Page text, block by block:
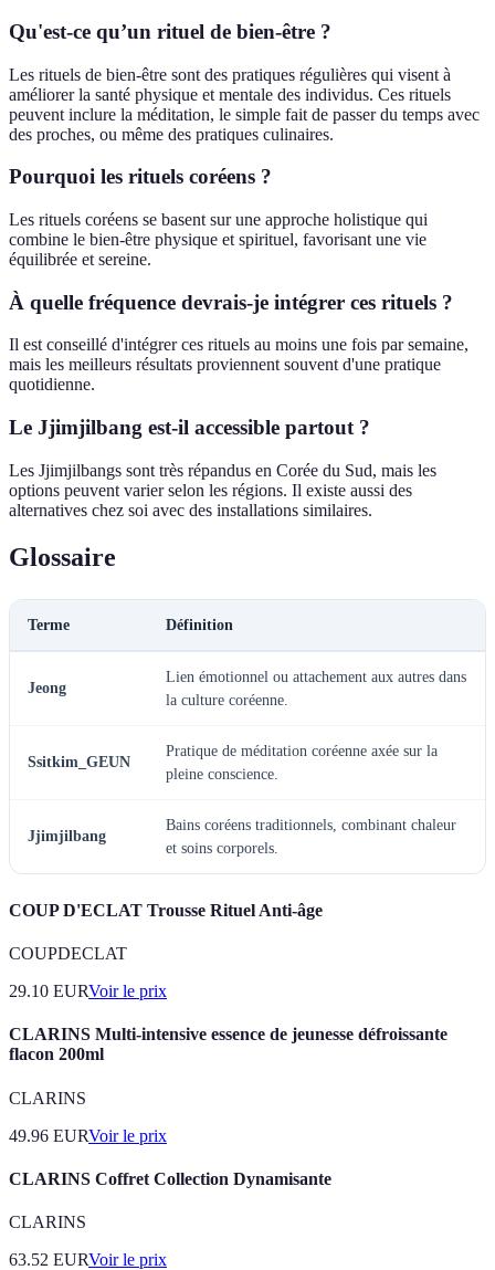
Qu'est-ce qu’un rituel de bien-être ?
Les rituels de bien-être sont des pratiques régulières qui visent à
améliorer la santé physique et mentale des individus. Ces rituels
peuvent inclure la méditation, le simple fait de passer du temps avec
des proches, ou même des pratiques culinaires.
Pourquoi les rituels coréens ?
Les rituels coréens se basent sur une approche holistique qui
combine le bien-être physique et spirituel, favorisant une vie
équilibrée et sereine.
À quelle fréquence devrais-je intégrer ces rituels ?
Il est conseillé d'intégrer ces rituels au moins une fois par semaine,
mais les meilleurs résultats proviennent souvent d'une pratique
quotidienne.
Le Jjimjilbang est-il accessible partout ?
Les Jjimjilbangs sont très répandus en Corée du Sud, mais les
options peuvent varier selon les régions. Il existe aussi des
alternatives chez soi avec des installations similaires.
Glossaire
Terme Définition
Jeong
Lien émotionnel ou attachement aux autres dans
la culture coréenne.
Ssitkim_GEUN
Pratique de méditation coréenne axée sur la
pleine conscience.
Jjimjilbang
Bains coréens traditionnels, combinant chaleur
et soins corporels.
COUP D'ECLAT Trousse Rituel Anti-âge
COUPDECLAT
29.10 EURVoir le prix
CLARINS Multi-intensive essence de jeunesse défroissante
flacon 200ml
CLARINS
49.96 EURVoir le prix
CLARINS Coffret Collection Dynamisante
CLARINS
63.52 EURVoir le prix